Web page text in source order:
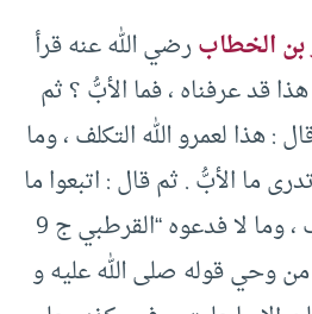
بن الخطابرضي الله عنه قرأ
قد عرفناه ، فما الأبُّ ؟ ثم
:‏ هذا لعمرو الله التكلف ، وما
ما الأبُّ .‏ ثم قال :‏ اتبعوا ما
بيِّن لكم من هذا الكتاب ، وما لا فدعوه “القرطبي ج ‏9
كله من وحي قوله صلى الله عليه و